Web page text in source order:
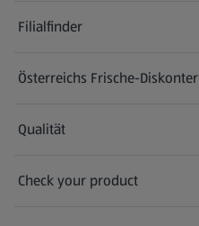
Filialfinder
Österreichs Frische-Diskonter
Qualität
Check your product
(öffnet in einem neuen Tab)